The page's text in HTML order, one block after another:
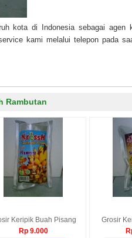
kota di Indonesia sebagai
kami melalui telepon pada
Rambutan
Keripik Buah Pisang
Rp 9.000
Grosir